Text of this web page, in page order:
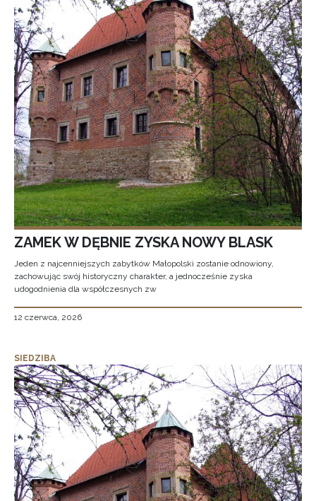
ZAMEK W DĘBNIE ZYSKA NOWY BLASK
Jeden z najcenniejszych zabytków Małopolski zostanie odnowiony,
zachowując swój historyczny charakter, a jednocześnie zyska
udogodnienia dla współczesnych zw
12 czerwca, 2026
SIEDZIBA